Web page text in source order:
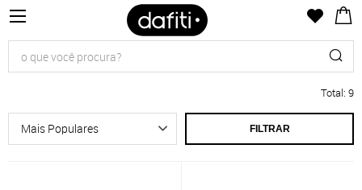
Total: 9
FILTRAR